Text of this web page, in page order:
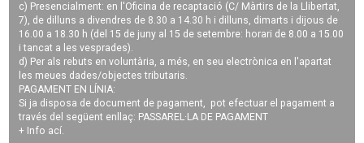
c) Presencialment: en l'Oficina de recaptació (C/ Màrtirs de la Llibertat,
7), de dilluns a divendres de 8.30 a 14.30 h i dilluns, dimarts i dijous de
16.00 a 18.30 h (del 15 de juny al 15 de setembre: horari de 8.00 a 15.00
i tancat a les vesprades).
d) Per als rebuts en voluntària, a més, en seu electrònica en l'apartat
les meues dades/objectes tributaris.
PAGAMENT EN LÍNIA:
Si ja disposa de document de pagament, pot efectuar el pagament a
través del següent enllaç: PASSAREL·LA DE PAGAMENT
+ Info ací.